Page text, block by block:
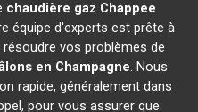
chaudière gaz Chappee
équipe d'experts est prête à
vos problèmes de
en Champagne. Nous
rapide, généralement dans
pour vous assurer que